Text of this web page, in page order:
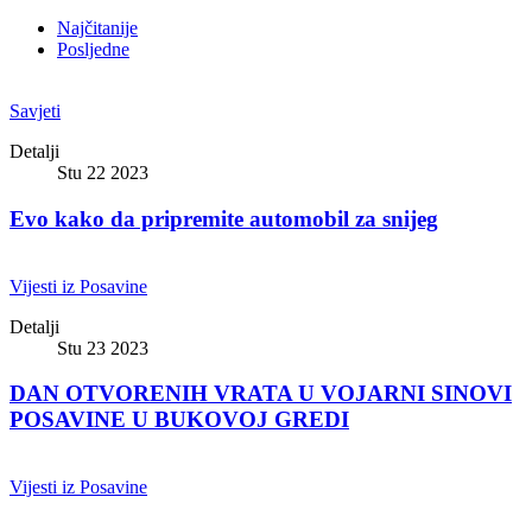
Najčitanije
Posljedne
Savjeti
Detalji
Stu 22 2023
Evo kako da pripremite automobil za snijeg
Vijesti iz Posavine
Detalji
Stu 23 2023
DAN OTVORENIH VRATA U VOJARNI SINOVI
POSAVINE U BUKOVOJ GREDI
Vijesti iz Posavine